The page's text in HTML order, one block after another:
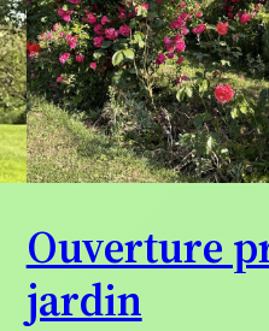
Ouverture
jardin